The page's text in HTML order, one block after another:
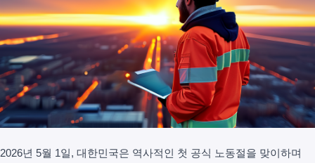
2026년 5월 1일, 대한민국은 역사적인 첫 공식 노동절을 맞이하며